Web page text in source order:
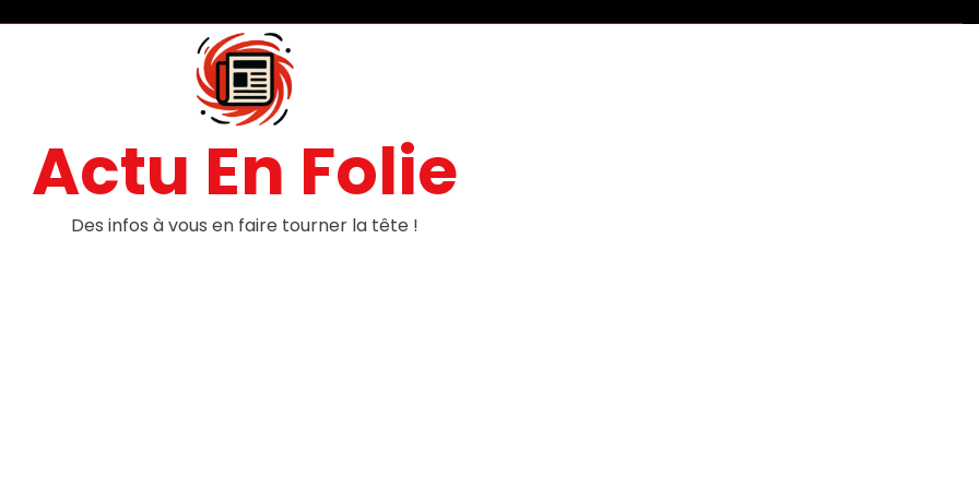
Actu En Folie
Des infos à vous en faire tourner la tête !